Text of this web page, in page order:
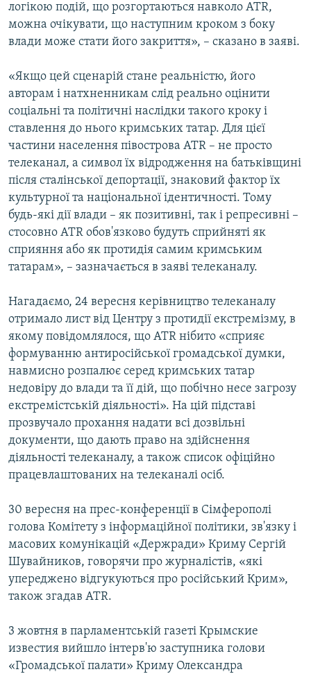
логікою подій, що розгортаються навколо АТR,
можна очікувати, що наступним кроком з боку
влади може стати його закриття», – сказано в заяві.
«Якщо цей сценарій стане реальністю, його
авторам і натхненникам слід реально оцінити
соціальні та політичні наслідки такого кроку і
ставлення до нього кримських татар. Для цієї
частини населення півострова АТR – не просто
телеканал, а символ їх відродження на батьківщині
після сталінської депортації, знаковий фактор їх
культурної та національної ідентичності. Тому
будь-які дії влади – як позитивні, так і репресивні –
стосовно АТR обов'язково будуть сприйняті як
сприяння або як протидія самим кримським
татарам», – зазначається в заяві телеканалу.
Нагадаємо, 24 вересня керівництво телеканалу
отримало лист від Центру з протидії екстремізму, в
якому повідомлялося, що АТR нібито «сприяє
формуванню антиросійської громадської думки,
навмисно розпалює серед кримських татар
недовіру до влади та її дій, що побічно несе загрозу
екстремістській діяльності». На цій підставі
прозвучало прохання надати всі дозвільні
документи, що дають право на здійснення
діяльності телеканалу, а також список офіційно
працевлаштованих на телеканалі осіб.
30 вересня на прес-конференції в Сімферополі
голова Комітету з інформаційної політики, зв'язку і
масових комунікацій «Держради» Криму Сергій
Шувайников, говорячи про журналістів, «які
упереджено відгукуються про російський Крим»,
також згадав АТR.
3 жовтня в парламентській газеті Крымские
известия вийшло інтерв'ю заступника голови
«Громадської палати» Криму Олександра